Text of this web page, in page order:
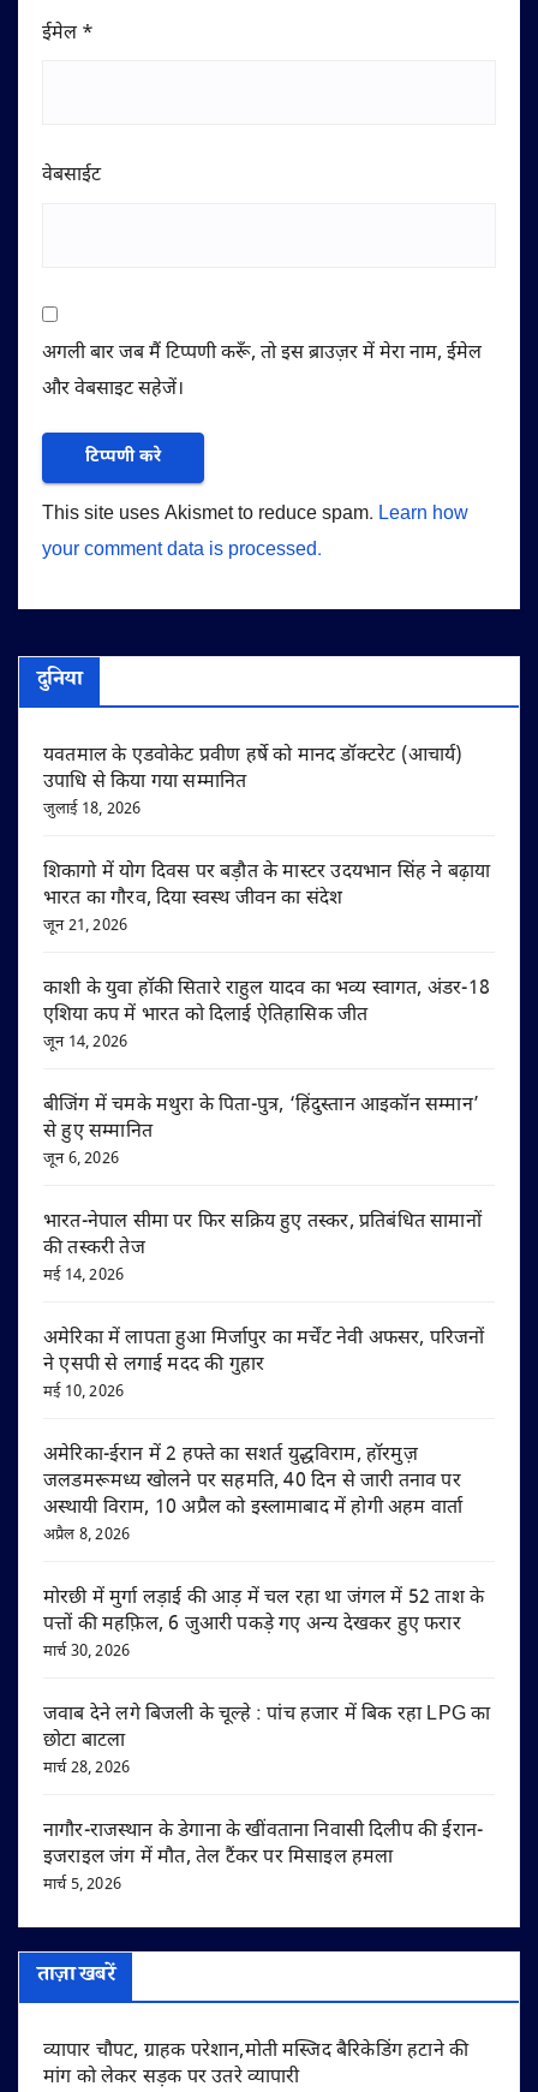
ईमेल *
वेबसाईट
अगली बार जब मैं टिप्पणी करूँ, तो इस ब्राउज़र में मेरा नाम, ईमेल
और वेबसाइट सहेजें।
This site uses Akismet to reduce spam. Learn how
your comment data is processed.
दुनिया
यवतमाल के एडवोकेट प्रवीण हर्षे को मानद डॉक्टरेट (आचार्य)
उपाधि से किया गया सम्मानित
जुलाई 18, 2026
शिकागो में योग दिवस पर बड़ौत के मास्टर उदयभान सिंह ने बढ़ाया
भारत का गौरव, दिया स्वस्थ जीवन का संदेश
जून 21, 2026
काशी के युवा हॉकी सितारे राहुल यादव का भव्य स्वागत, अंडर-18
एशिया कप में भारत को दिलाई ऐतिहासिक जीत
जून 14, 2026
बीजिंग में चमके मथुरा के पिता-पुत्र, ‘हिंदुस्तान आइकॉन सम्मान’
से हुए सम्मानित
जून 6, 2026
भारत-नेपाल सीमा पर फिर सक्रिय हुए तस्कर, प्रतिबंधित सामानों
की तस्करी तेज
मई 14, 2026
अमेरिका में लापता हुआ मिर्जापुर का मर्चेंट नेवी अफसर, परिजनों
ने एसपी से लगाई मदद की गुहार
मई 10, 2026
अमेरिका-ईरान में 2 हफ्ते का सशर्त युद्धविराम, हॉरमुज़
जलडमरूमध्य खोलने पर सहमति, 40 दिन से जारी तनाव पर
अस्थायी विराम, 10 अप्रैल को इस्लामाबाद में होगी अहम वार्ता
अप्रैल 8, 2026
मोरछी में मुर्गा लड़ाई की आड़ में चल रहा था जंगल में 52 ताश के
पत्तों की महफ़िल, 6 जुआरी पकड़े गए अन्य देखकर हुए फरार
मार्च 30, 2026
जवाब देने लगे बिजली के चूल्हे : पांच हजार में बिक रहा LPG का
छोटा बाटला
मार्च 28, 2026
नागौर-राजस्थान के डेगाना के खींवताना निवासी दिलीप की ईरान-
इजराइल जंग में मौत, तेल टैंकर पर मिसाइल हमला
मार्च 5, 2026
ताज़ा खबरें
व्यापार चौपट, ग्राहक परेशान,मोती मस्जिद बैरिकेडिंग हटाने की
मांग को लेकर सड़क पर उतरे व्यापारी